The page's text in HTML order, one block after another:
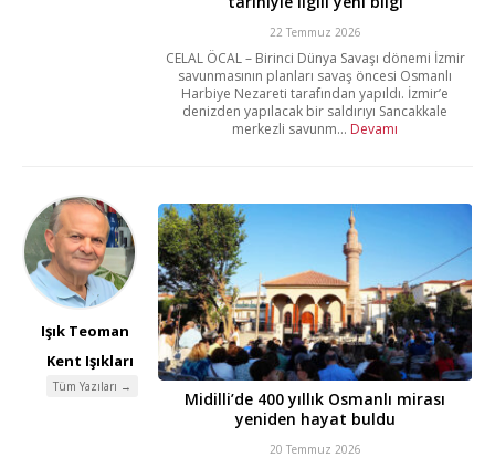
22 Temmuz 2026
CELAL ÖCAL – Birinci Dünya Savaşı dönemi İzmir
savunmasının planları savaş öncesi Osmanlı
Harbiye Nezareti tarafından yapıldı. İzmir’e
denizden yapılacak bir saldırıyı Sancakkale
merkezli savunm... Devamı
Işık Teoman
Kent Işıkları
Tüm Yazıları →
Midilli’de 400 yıllık Osmanlı mirası
yeniden hayat buldu
20 Temmuz 2026